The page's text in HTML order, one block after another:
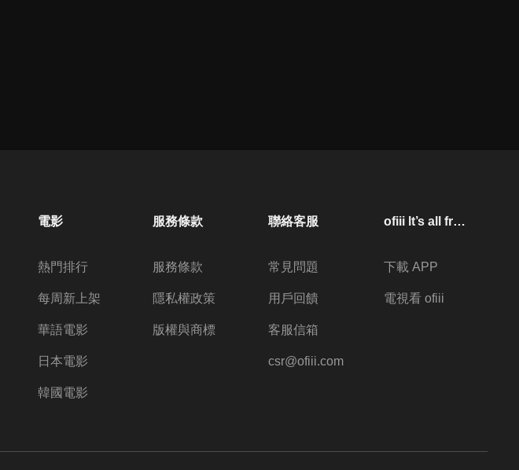
電影
熱門排行
每周新上架
華語電影
日本電影
韓國電影
服務條款
服務條款
隱私權政策
版權與商標
聯絡客服
常見問題
用戶回饋
客服信箱
csr@ofiii.com
ofiii lt’s all free
下載 APP
電視看 ofiii